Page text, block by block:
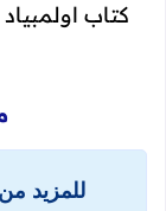
كتاب
للمزيد من